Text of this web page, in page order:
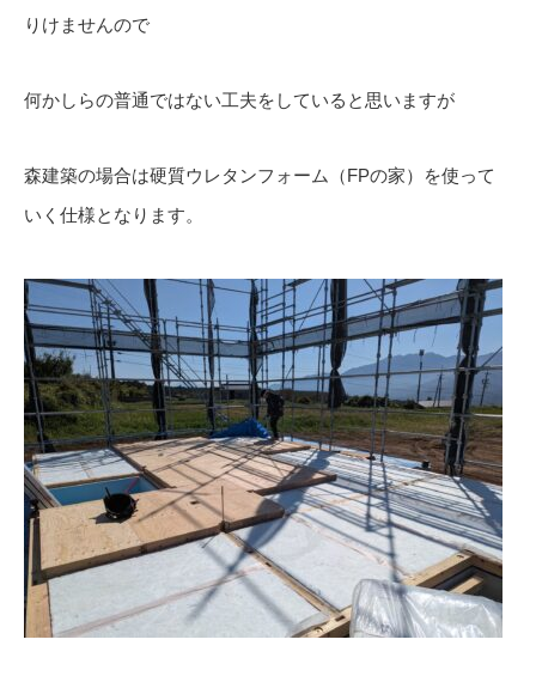
りけませんので
何かしらの普通ではない工夫をしていると思いますが
森建築の場合は硬質ウレタンフォーム（FPの家）を使って
いく仕様となります。